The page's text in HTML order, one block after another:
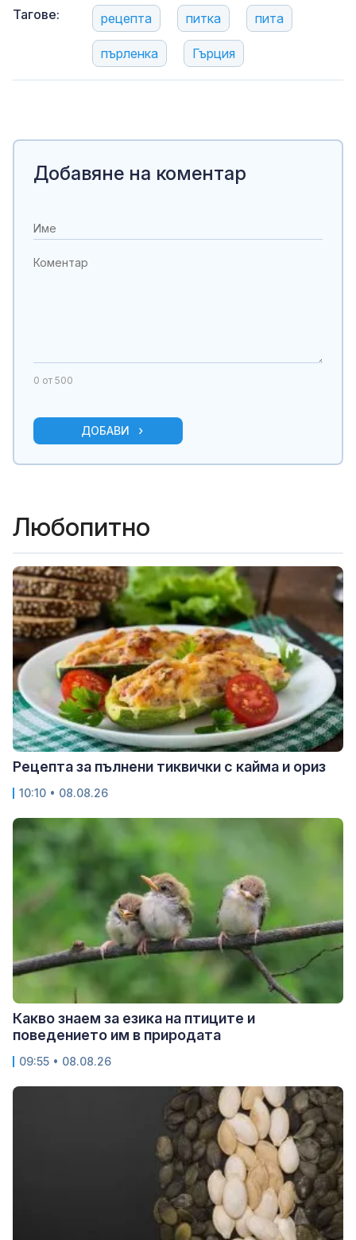
Тагове: рецепта питка пита
пърленка Гърция
Добавяне на коментар
0 от 500
ДОБАВИ
Любопитно
Рецепта за пълнени тиквички с кайма и ориз
10:10 • 08.08.26
Какво знаем за езика на птиците и
поведението им в природата
09:55 • 08.08.26